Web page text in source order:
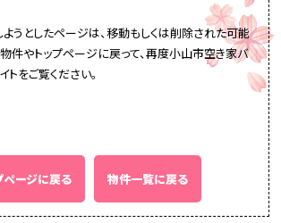
うとしたページは、移動もしくは削除された可能
件やトップページに戻って、再度小山市空き家バ
トをご覧ください。
ページに戻る 物件一覧に戻る